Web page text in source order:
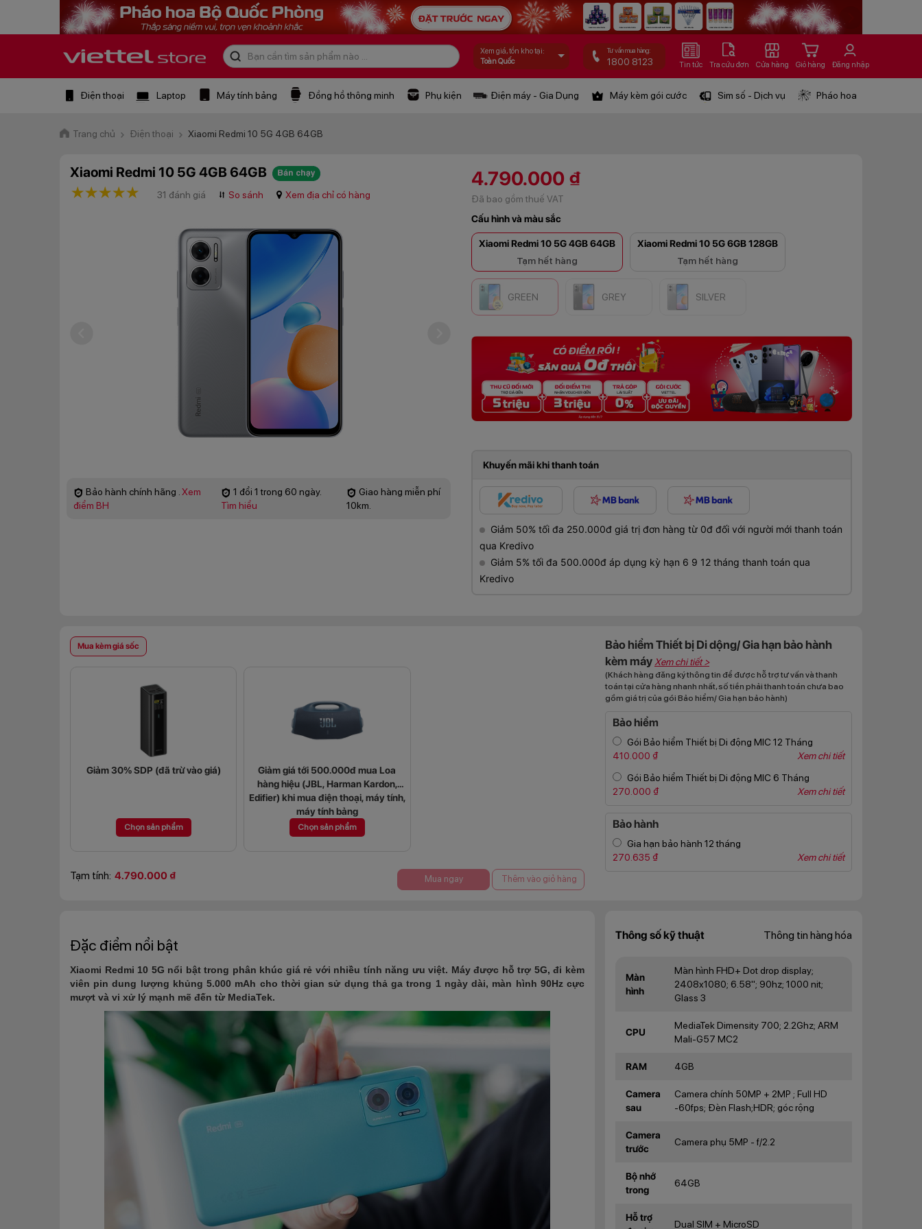
Xem giá, tồn kho tại:
Toàn Quốc
Tư vấn mua hàng:
1800 8123 Tin tức Tra cứu đơn Cửa hàng Giỏ hàng Đăng nhập
Điện thoại Laptop Máy tính bảng Đồng hồ thông minh Phụ kiện Điện máy - Gia Dụng Máy kèm gói cước Sim số - Dịch vụ Pháo hoa
Trang chủ Điện thoại Xiaomi Redmi 10 5G 4GB 64GB
Xiaomi Redmi 10 5G 4GB 64GB
5 stars
4 stars
3 stars
2 stars
1 star 31 đánh giá ⮃ So sánh Xem địa chỉ có hàng
4.790.000 ₫
Đã bao gồm thuế VAT
Bảo hành chính hãng . Xem
điểm BH
1 đổi 1 trong 60 ngày.
Tìm hiểu
Giao hàng miễn phí
10km.
Cấu hình và màu sắc
Xiaomi Redmi 10 5G 4GB 64GB
Tạm hết hàng
Xiaomi Redmi 10 5G 6GB 128GB
Tạm hết hàng
GREEN GREY SILVER
Khuyến mãi khi thanh toán
Giảm 50% tối đa 250.000đ giá trị đơn hàng từ 0đ đối với người mới thanh toán
qua Kredivo
Giảm 5% tối đa 500.000đ áp dụng kỳ hạn 6 9 12 tháng thanh toán qua
Kredivo
Mua kèm giá sốc
Giảm 30% SDP (đã trừ vào giá)
Chọn sản phẩm
Giảm giá tới 500.000đ mua Loa
hàng hiệu (JBL, Harman Kardon,
Edifier) khi mua điện thoại, máy tính,
máy tính bảng
Chọn sản phẩm
Tạm tính: 4.790.000 ₫ Mua ngay Thêm vào giỏ hàng
Bảo hiểm Thiết bị Di dộng/ Gia hạn bảo hành
kèm máy Xem chi tiết >
(Khách hàng đăng ký thông tin để được hỗ trợ tư vấn và thanh
toán tại cửa hàng nhanh nhất, số tiền phải thanh toán chưa bao
gồm giá trị của gói Bảo hiểm/ Gia hạn bảo hành)
Bảo hiểm
Gói Bảo hiểm Thiết bị Di động MIC 12 Tháng
410.000 ₫
Xem chi tiết
Gói Bảo hiểm Thiết bị Di động MIC 6 Tháng
270.000 ₫
Xem chi tiết
Bảo hành
Gia hạn bảo hành 12 tháng
270.635 ₫
Xem chi tiết
Đặc điểm nổi bật
Xiaomi Redmi 10 5G nổi bật trong phân khúc giá rẻ với nhiều tính năng ưu việt. Máy được hỗ trợ 5G, đi kèm
viên pin dung lượng khủng 5.000 mAh cho thời gian sử dụng thả ga trong 1 ngày dài, màn hình 90Hz cực
mượt và vi xử lý mạnh mẽ đến từ MediaTek.
Thông số kỹ thuật Thông tin hàng hóa
Màn
hình
Màn hình FHD+ Dot drop display;
2408x1080; 6.58"; 90hz; 1000 nit;
Glass 3
CPU
MediaTek Dimensity 700; 2.2Ghz; ARM
Mali-G57 MC2
RAM 4GB
Camera
sau
Camera chính 50MP + 2MP ; Full HD
-60fps; Đèn Flash;HDR; góc rộng
Camera
trước
Camera phụ 5MP - f/2.2
Bộ nhớ
trong
64GB
Hỗ trợ
Dual SIM + MicroSD